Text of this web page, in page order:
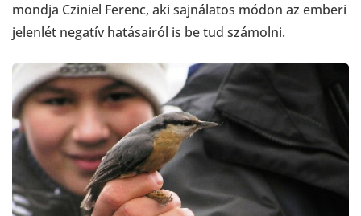
mondja Cziniel Ferenc, aki sajnálatos módon az emberi
jelenlét negatív hatásairól is be tud számolni.